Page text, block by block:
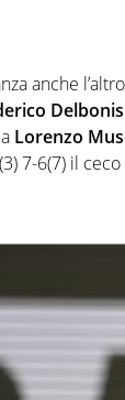
anche
Delbonis
Lorenzo
7-6(7) il ceco